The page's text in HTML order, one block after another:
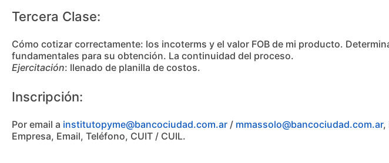
Tercera Clase:
Cómo cotizar correctamente: los incoterms y el valor FOB de mi producto.
fundamentales para su obtención. La continuidad del proceso.
Ejercitación: llenado de planilla de costos.
Inscripción:
Por email a institutopyme@bancociudad.com.ar / mmassolo@bancociudad.com.ar,
Empresa, Email, Teléfono, CUIT / CUIL.